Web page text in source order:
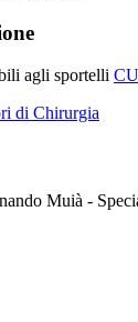
agli sportelli
di Chirurgia
Muià -